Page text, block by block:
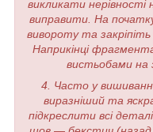
викликати нерівності
виправити. На
вивороту та
Наприкінці
вистьобами на
4. Часто у
виразніший та
підкреслити всі